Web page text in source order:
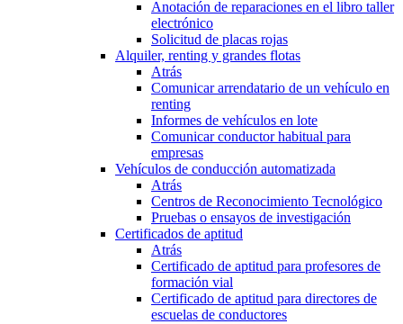
Anotación de reparaciones en el libro taller
electrónico
Solicitud de placas rojas
Alquiler, renting y grandes flotas
Atrás
Comunicar arrendatario de un vehículo en
renting
Informes de vehículos en lote
Comunicar conductor habitual para
empresas
Vehículos de conducción automatizada
Atrás
Centros de Reconocimiento Tecnológico
Pruebas o ensayos de investigación
Certificados de aptitud
Atrás
Certificado de aptitud para profesores de
formación vial
Certificado de aptitud para directores de
escuelas de conductores